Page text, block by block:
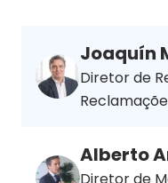
Joaquín
Diretor de
Alberto